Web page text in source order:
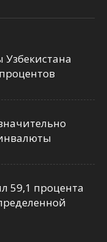
59,1 процента